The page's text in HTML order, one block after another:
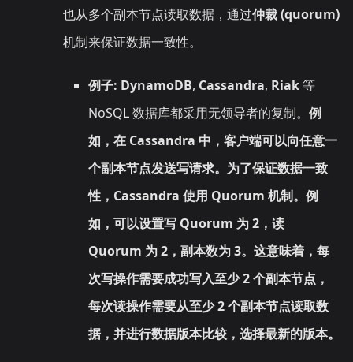
也从多个副本节点读取数据，通过仲裁 (quorum)
机制来保证数据一致性。
例子: DynamoDB, Cassandra, Riak等
NoSQL 数据库都采用无领导者的复制。 例
如，在 Cassandra 中，客户端可以向任意一
个副本节点发送写请求。为了保证数据一致
性，Cassandra 使用 Quorum 机制。例
如，可以设置写 Quorum 为 2，读
Quorum 为 2，副本数为 3。这意味着，每
次写操作需要成功写入至少 2 个副本节点，
每次读操作需要从至少 2 个副本节点读取数
据，并进行数据版本比较，选择最新的版本。